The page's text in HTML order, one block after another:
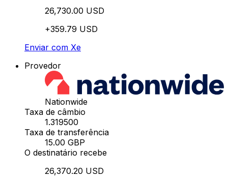
26,730.00 USD
+359.79 USD
Enviar com Xe
Provedor
Nationwide
Taxa de câmbio
1.319500
Taxa de transferência
15.00 GBP
O destinatário recebe
26,370.20 USD